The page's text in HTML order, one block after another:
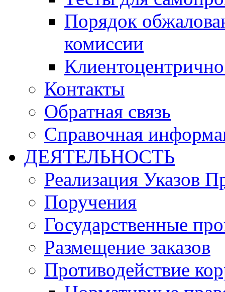
Порядок
комиссии
Контакты
Обратная связь
Справочная
ДЕЯТЕЛЬНОСТЬ
Реализация Указов
Поручения
Государственные
Размещение заказов
Противодействие